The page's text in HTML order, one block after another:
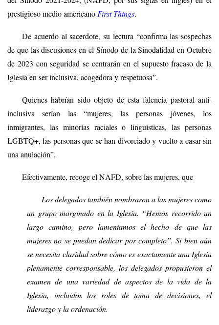
prestigioso medio americano First Things.
De acuerdo al sacerdote, su lectura “confirma las sospechas
de que las discusiones en el Sínodo de la Sinodalidad en Octubre
de 2023 con seguridad se centrarán en el supuesto fracaso de la
Iglesia en ser inclusiva, acogedora y respetuosa”.
Quienes habrían sido objeto de esta falencia pastoral anti-
inclusiva serían las “mujeres, las personas jóvenes, los
inmigrantes, las minorías raciales o linguísticas, las personas
LGBTQ+, las personas que se han divorciado y vuelto a casar sin
una anulación”.
Efectivamente, recoge el NAFD, sobre las mujeres, que
Los delegados también nombraron a las mujeres como
un grupo marginado en la Iglesia. “Hemos recorrido un
largo camino, pero lamentamos el hecho de que las
mujeresno se puedan dedicar por completo”. Si bien aún
se necesita claridad sobre cómo es exactamente una Iglesia
plenamente corresponsable, los delegados propusieron el
examen de una variedad de aspectos de la vida de la
Iglesia, incluidos los roles de toma de decisiones, el
liderazgo y la ordenación.